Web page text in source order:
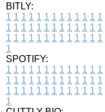
BITLY:
1 1 1 1 1 1 1 1 1 1 1 1 1
1 1 1 1 1 1 1 1 1 1 1 1 1
1 1 1 1 1 1 1 1 1 1 1 1 1
1
SPOTIFY:
1 1 1 1 1 1 1 1 1 1 1 1 1
1 1 1 1 1 1 1 1 1 1 1 1 1
1 1 1 1 1 1 1 1 1 1 1 1 1
1